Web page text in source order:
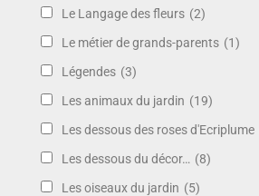
Le Langage des fleurs (2)
Le métier de grands-parents (1)
Légendes (3)
Les animaux du jardin (19)
Les dessous des roses d'Ecriplume
Les dessous du décor… (8)
Les oiseaux du jardin (5)